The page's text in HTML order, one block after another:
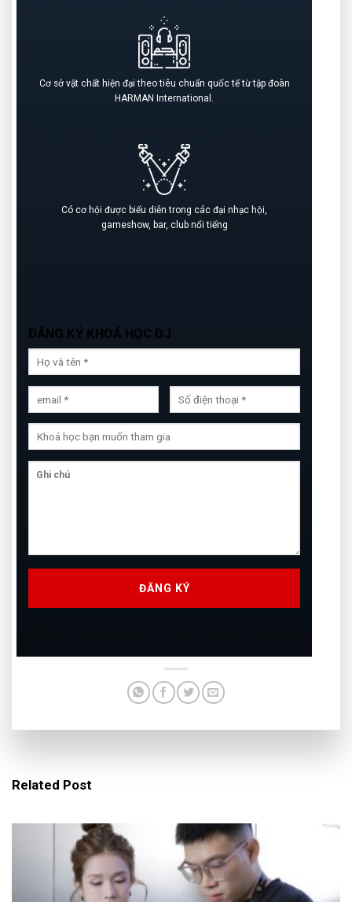
Cơ sở vật chất hiện đại theo tiêu chuẩn quốc tế từ tập đoàn
HARMAN International.
Có cơ hội được biểu diễn trong các đại nhạc hội,
gameshow, bar, club nổi tiếng
ĐĂNG KÝ KHOÁ HỌC DJ
Related Post